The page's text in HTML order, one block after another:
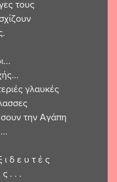
τους
γλαυκές
την Αγάπη
ι δ ε υ τ έ ς
. . .